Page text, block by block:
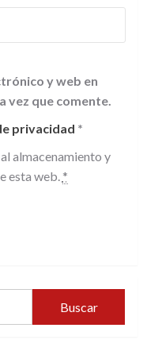
y web en
vez que comente.
privacidad *
almacenamiento y
esta web. *